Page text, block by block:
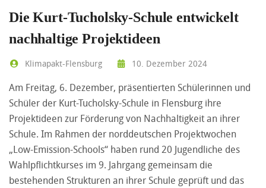
Die Kurt-Tucholsky-Schule entwickelt
nachhaltige Projektideen
Klimapakt-Flensburg 10. Dezember 2024
Am Freitag, 6. Dezember, präsentierten Schülerinnen und
Schüler der Kurt-Tucholsky-Schule in Flensburg ihre
Projektideen zur Förderung von Nachhaltigkeit an ihrer
Schule. Im Rahmen der norddeutschen Projektwochen
„Low-Emission-Schools“ haben rund 20 Jugendliche des
Wahlpflichtkurses im 9. Jahrgang gemeinsam die
bestehenden Strukturen an ihrer Schule geprüft und das